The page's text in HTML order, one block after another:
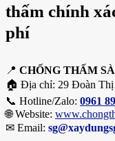
thấm chính
phí
📍 CHỐNG THẤM
🏠 Địa chỉ: 29 Đoàn Thị
📞 Hotline/Zalo: 0961
🌐 Website:
✉ Email: